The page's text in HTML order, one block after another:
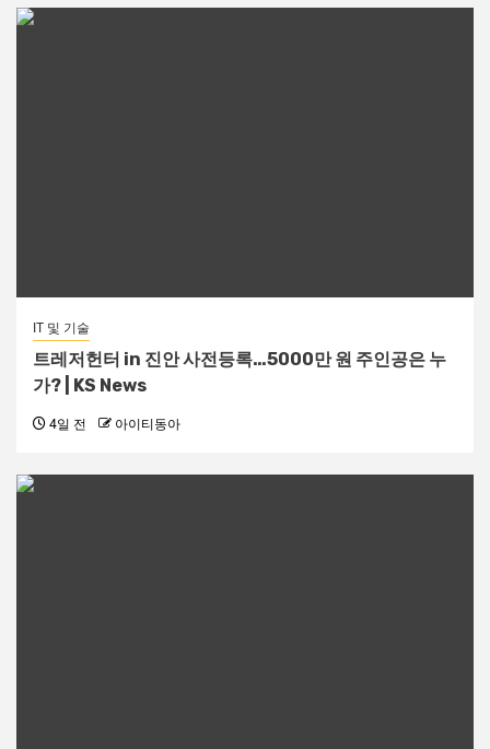
IT 및 기술
트레저헌터 in 진안 사전등록…5000만 원 주인공은 누
가? | KS News
4일 전 아이티동아